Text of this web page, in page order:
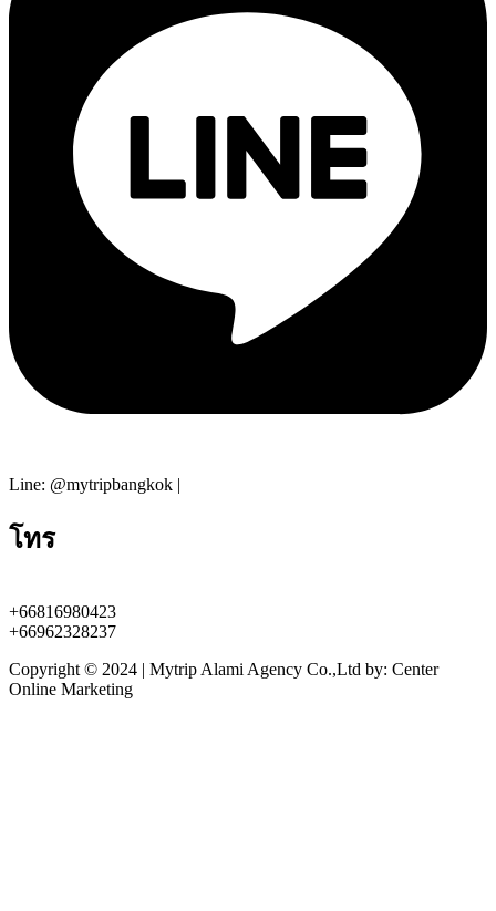
Line: @mytripbangkok |
โทร
+66816980423
+66962328237
Copyright © 2024 | Mytrip Alami Agency Co.,Ltd by: Center
Online Marketing